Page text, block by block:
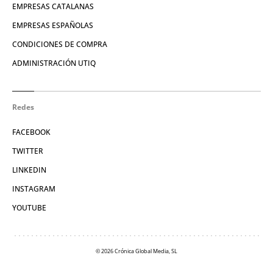
EMPRESAS CATALANAS
EMPRESAS ESPAÑOLAS
CONDICIONES DE COMPRA
ADMINISTRACIÓN UTIQ
Redes
FACEBOOK
TWITTER
LINKEDIN
INSTAGRAM
YOUTUBE
© 2026 Crónica Global Media, SL